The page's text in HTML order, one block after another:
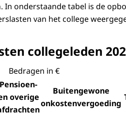
In onderstaande tabel is de
van het college
collegeleden
Bedragen in €
Pensioen-
overige
Buitengewone
onkostenvergoeding